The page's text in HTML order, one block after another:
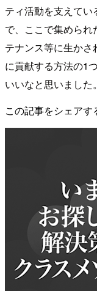
ティ活動を支えてい
で、ここで集めら
テナンス等に生か
に貢献する方法の1
いいなと思いました。
この記事をシェアす